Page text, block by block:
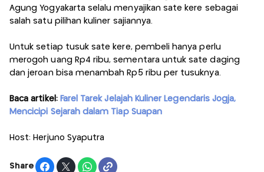
Agung Yogyakarta selalu menyajikan sate kere sebagai
salah satu pilihan kuliner sajiannya.
Untuk setiap tusuk sate kere, pembeli hanya perlu
merogoh uang Rp4 ribu, sementara untuk sate daging
dan jeroan bisa menambah Rp5 ribu per tusuknya.
Baca artikel: Farel Tarek Jelajah Kuliner Legendaris Jogja,
Mencicipi Sejarah dalam Tiap Suapan
Host: Herjuno Syaputra
Share